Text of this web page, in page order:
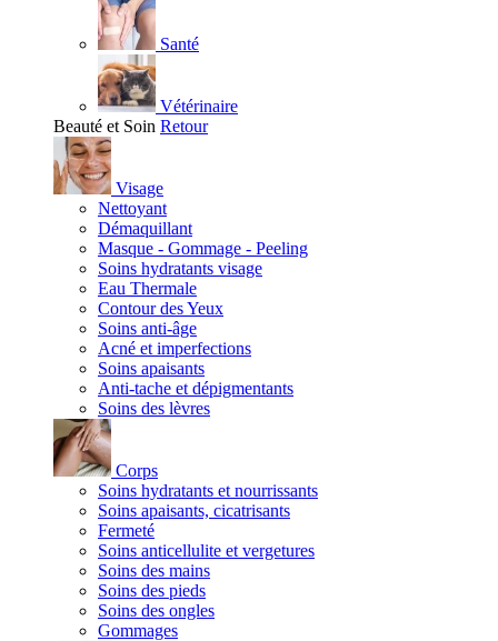
Santé
Vétérinaire
Beauté et Soin Retour
Visage
Nettoyant
Démaquillant
Masque - Gommage - Peeling
Soins hydratants visage
Eau Thermale
Contour des Yeux
Soins anti-âge
Acné et imperfections
Soins apaisants
Anti-tache et dépigmentants
Soins des lèvres
Corps
Soins hydratants et nourrissants
Soins apaisants, cicatrisants
Fermeté
Soins anticellulite et vergetures
Soins des mains
Soins des pieds
Soins des ongles
Gommages